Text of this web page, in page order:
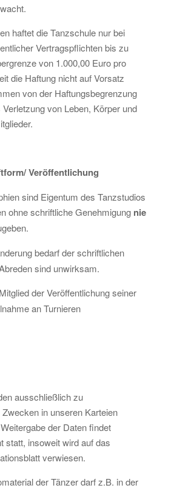
haftet die Tanzschule nur bei
Vertragspflichten bis zu
von 1.000,00 Euro pro
die Haftung nicht auf Vorsatz
von der Haftungsbegrenzung
von Leben, Körper und
Veröffentlichung
sind Eigentum des Tanzstudios
ohne schriftliche Genehmigung nie
bedarf der schriftlichen
sind unwirksam.
der Veröffentlichung seiner
an Turnieren
ausschließlich zu
in unseren Karteien
der Daten findet
statt, insoweit wird auf das
verwiesen.
der Tänzer darf z.B. in der